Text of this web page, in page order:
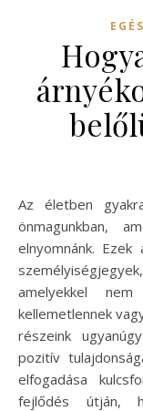
Az életben gyakran kerülünk szembe olyan oldalakkal
önmagunkban,
elnyomnánk.
amelyekkel
kellemetlennek
részeink
pozitív
elfogadása
fejlődés útján,